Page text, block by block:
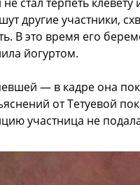
другие участники,
В это время его
йогуртом.
— в кадре она
от Тетуевой
участница не